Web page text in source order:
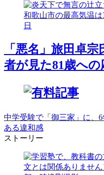
「悪名」旅田卓
者が見た81歳へ
中学受験で「御三家」に
ある違和感
ストーリー